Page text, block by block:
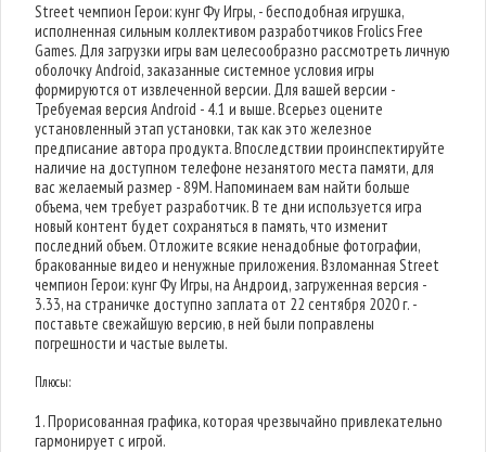
Street чемпион Герои: кунг Фу Игры, - бесподобная игрушка,
исполненная сильным коллективом разработчиков Frolics Free
Games. Для загрузки игры вам целесообразно рассмотреть личную
оболочку Android, заказанные системное условия игры
формируются от извлеченной версии. Для вашей версии -
Требуемая версия Android - 4.1 и выше. Всерьез оцените
установленный этап установки, так как это железное
предписание автора продукта. Впоследствии проинспектируйте
наличие на доступном телефоне незанятого места памяти, для
вас желаемый размер - 89M. Напоминаем вам найти больше
объема, чем требует разработчик. В те дни используется игра
новый контент будет сохраняться в память, что изменит
последний объем. Отложите всякие ненадобные фотографии,
бракованные видео и ненужные приложения. Взломанная Street
чемпион Герои: кунг Фу Игры, на Андроид, загруженная версия -
3.33, на страничке доступно заплата от 22 сентября 2020 г. -
поставьте свежайшую версию, в ней были поправлены
погрешности и частые вылеты.
Плюсы:
1. Прорисованная графика, которая чрезвычайно привлекательно
гармонирует с игрой.